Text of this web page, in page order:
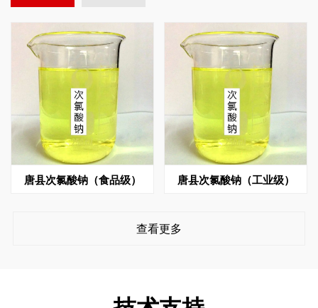
唐县次氯酸钠（食品级） 唐县次氯酸钠（工业级）
查看更多